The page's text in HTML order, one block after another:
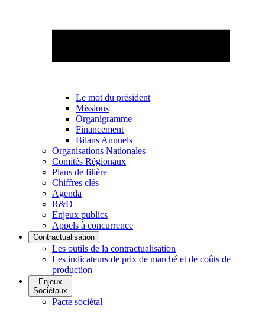
Le mot du président
Missions
Organigramme
Financement
Bilans Annuels
Organisations Nationales
Comités Régionaux
Plans de filière
Chiffres clés
Agenda
R&D
Enjeux publics
Appels à concurrence
Contractualisation
Les outils de la contractualisation
Les indicateurs de prix de marché et de coûts de
production
Enjeux
Sociétaux
Pacte sociétal